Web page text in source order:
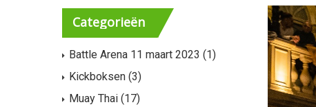
Categorieën
Battle Arena 11 maart 2023 (1)
Kickboksen (3)
Muay Thai (17)